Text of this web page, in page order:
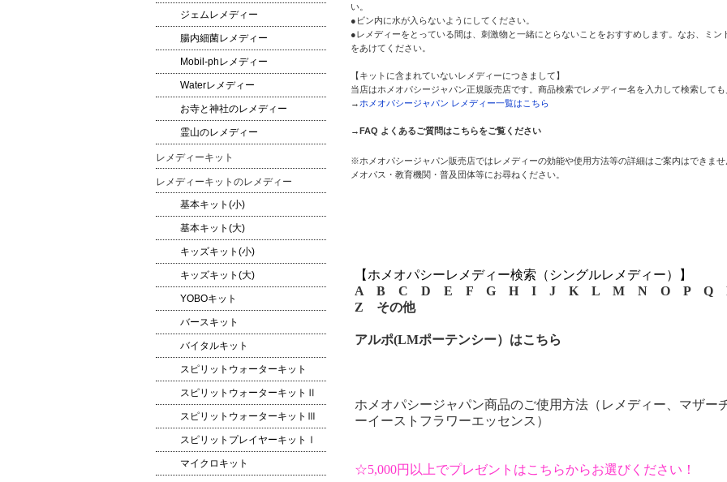
い。
●ビン内に水が入らないようにしてください。
●レメディーをとっている間は、刺激物と一緒にとらないことをおすすめします。なお、ミ
をあけてください。
【キットに含まれていないレメディーにつきまして】
当店はホメオパシージャパン正規販売店です。商品検索でレメディー名を入力して検索して
→ ホメオパシージャパン レメディー一覧はこちら
→FAQ よくあるご質問はこちらをご覧ください
※ホメオパシージャパン販売店ではレメディーの効能や使用方法等の詳細はご案内はできま
メオパス・教育機関・普及団体等にお尋ねください。
【ホメオパシーレメディー検索（シングルレメディー）】
A
B C D E F G H I J K L M N O P Q
Z
その他
アルポ(LMポーテンシー）はこちら
ホメオパシージャパン商品のご使用方法（レメディー、マザー
ーイーストフラワーエッセンス）
☆5,000円以上でプレゼントはこちらからお選びください！
ジェムレメディー
腸内細菌レメディー
Mobil-phレメディー
Waterレメディー
お寺と神社のレメディー
霊山のレメディー
レメディーキット
レメディーキットのレメディー
基本キット(小)
基本キット(大)
キッズキット(小)
キッズキット(大)
YOBOキット
バースキット
バイタルキット
スピリットウォーターキット
スピリットウォーターキットⅡ
スピリットウォーターキットⅢ
スピリットプレイヤーキットⅠ
マイクロキット